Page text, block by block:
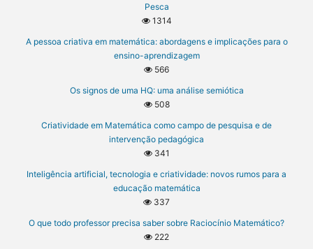
Pesca
1314
A pessoa criativa em matemática: abordagens e implicações para o
ensino-aprendizagem
566
Os signos de uma HQ: uma análise semiótica
508
Criatividade em Matemática como campo de pesquisa e de
intervenção pedagógica
341
Inteligência artificial, tecnologia e criatividade: novos rumos para a
educação matemática
337
O que todo professor precisa saber sobre Raciocínio Matemático?
222